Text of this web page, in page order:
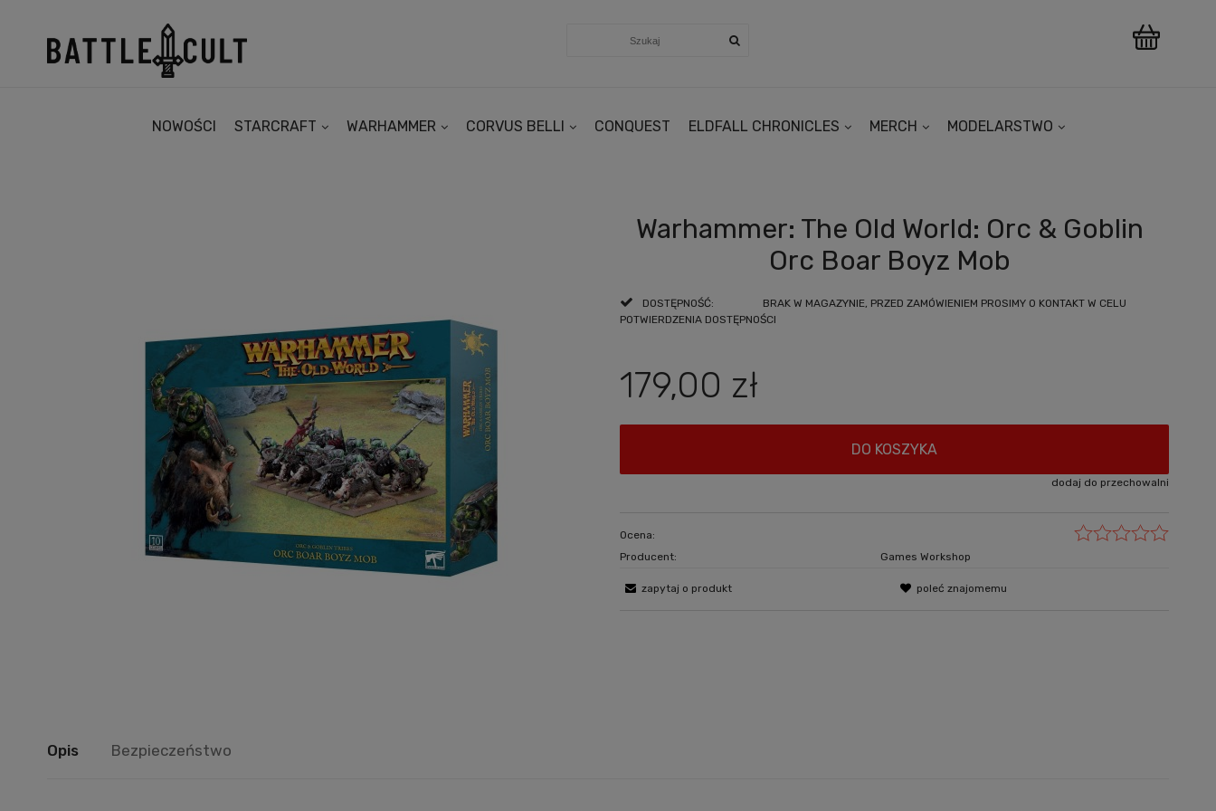
NOWOŚCI STARCRAFT WARHAMMER CORVUS BELLI CONQUEST ELDFALL CHRONICLES MERCH MODELARSTWO
Warhammer: The Old World: Orc & Goblin
Orc Boar Boyz Mob
DOSTĘPNOŚĆ:
BRAK W MAGAZYNIE, PRZED ZAMÓWIENIEM PROSIMY O KONTAKT W CELU
POTWIERDZENIA DOSTĘPNOŚCI
179,00 zł
DO KOSZYKA
dodaj do przechowalni
Ocena:
Producent:
Games Workshop
zapytaj o produkt poleć znajomemu
Opis Bezpieczeństwo